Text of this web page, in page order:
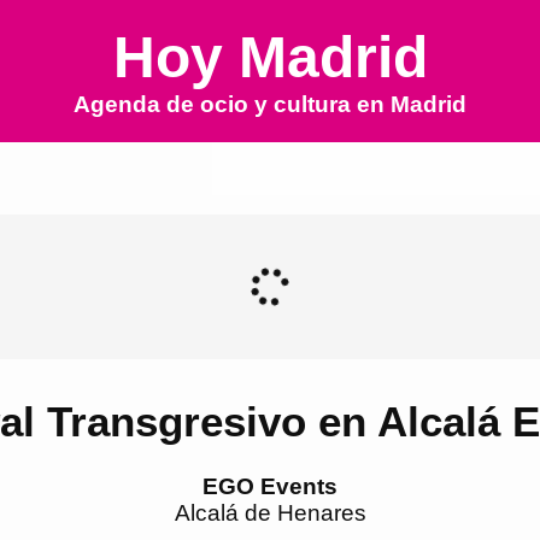
Hoy Madrid
Agenda de ocio y cultura en Madrid
Transgresivo en Alcalá
EGO Events
Alcalá de Henares